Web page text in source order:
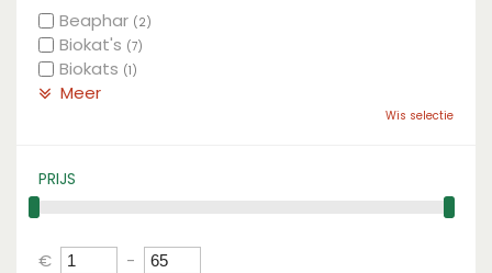
Beaphar (2)
Biokat's (7)
Biokats (1)
Meer
Wis selectie
PRIJS
€ -